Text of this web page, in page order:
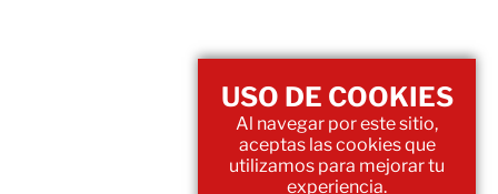
USO DE COOKIES
Al navegar por este sitio,
aceptas las cookies que
utilizamos para mejorar tu
experiencia.